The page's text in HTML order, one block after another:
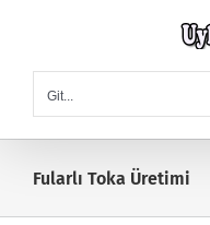
Git...
Fularlı Toka Üretimi